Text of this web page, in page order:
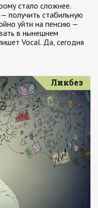
стало сложнее.
получить стабильную
уйти на пенсию —
в нынешнем
Vocal. Да, сегодня
Ликбез